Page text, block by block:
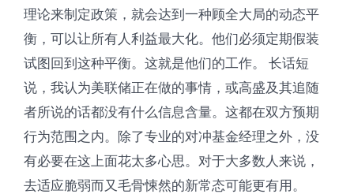
理论来制定政策，就会达到一种顾全大局的动态平
衡，可以让所有人利益最大化。他们必须定期假装
试图回到这种平衡。这就是他们的工作。 长话短
说，我认为美联储正在做的事情，或高盛及其追随
者所说的话都没有什么信息含量。这都在双方预期
行为范围之内。除了专业的对冲基金经理之外，没
有必要在这上面花太多心思。对于大多数人来说，
去适应脆弱而又毛骨悚然的新常态可能更有用。